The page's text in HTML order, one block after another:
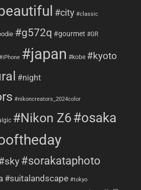
#city #classic
#g572q #gourmet #GR
#japan #kobe #kyoto
#night
#nikoncreators_2024color
#Nikon Z6#osaka
#sorakataphoto
#suitalandscape #tokyo